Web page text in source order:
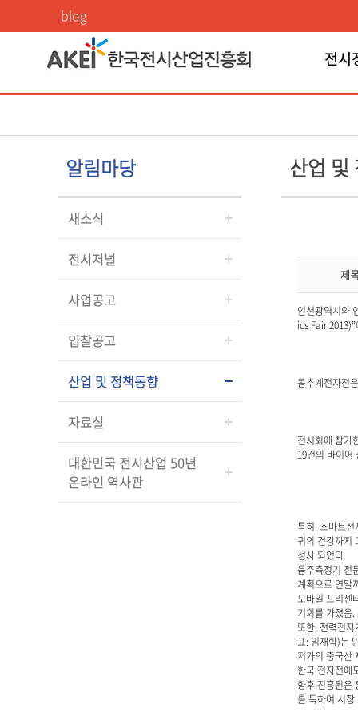
blog
전시
산업 및 정책동향
알림마당
새소식
전시저널
사업공고
입찰공고
산업 및 정책동향
자료실
대한민국 전시산업 50년
온라인 역사관
산업 및
제
인천광역시와
ics Fair
콩추계전자전
전시회에 참가
19건의 바이어
특히, 스마트
귀의 건강까지
성사 되었다.
음주측정기 전
계획으로 연말
모바일 프리젠
기회를 가졌음
또한, 전력전
표: 임재학)는
저가의 중국산
한국 전자전에
향후 진흥원은
를 득하여 시